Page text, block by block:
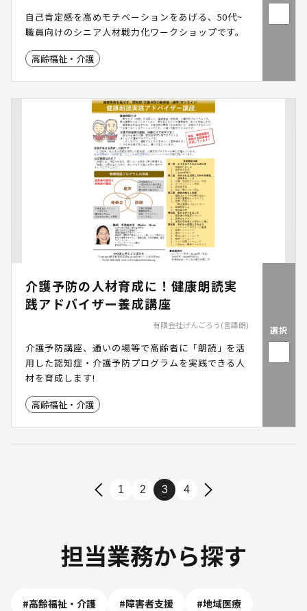
自己肯定感を高めモチベーションをあげる、50代~
職員向けのシニア人材戦力化ワークショップです。
高齢福祉・介護
介護予防の人材育成に！健康朗読実
践アドバイザー養成講座
有限会社げんごろう(言語朗)
介護予防講座、通いの場等で高齢者に「朗読」を活
用した認知症・介護予防プログラムを実践できる人
材を育成します!
高齢福祉・介護
選択
1 2 3 4
担当業務から探す
#高齢福祉・介護 #障害者支援 #地域医療